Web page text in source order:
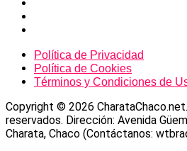
Política de Privacidad
Política de Cookies
Términos y Condiciones de
Copyright © 2026
reservados. Dirección: Avenida
Charata, Chaco (Contáctanos: